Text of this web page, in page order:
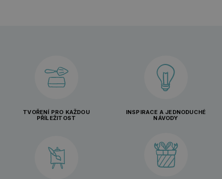
TVOŘENÍ PRO KAŽDOU
PŘÍLEŽITOST
INSPIRACE A JEDNODUCHÉ
NÁVODY